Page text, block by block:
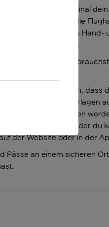
von welchem Terminal
die
zusätzliches Hand-
Track Security Pass.
am Flughafen
Ankunft am Flughafen, dass
deine Reiseunterlagen
und Flugzeiten
angezeigt, oder du
der Website oder in der
Pässe an einem sicheren